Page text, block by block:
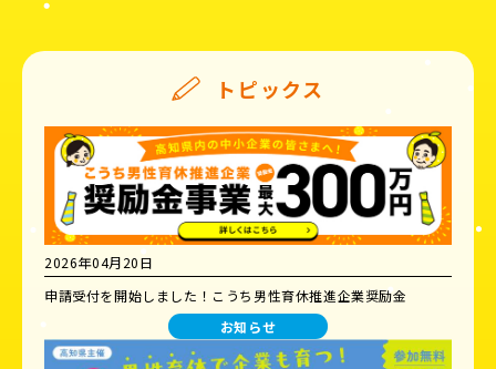
トピックス
2026年04月20日
申請受付を開始しました！こうち男性育休推進企業奨励金
お知らせ